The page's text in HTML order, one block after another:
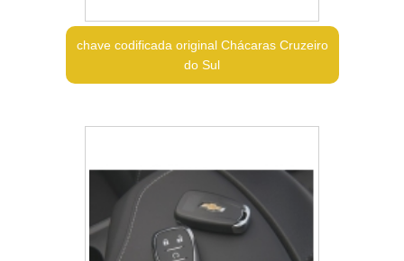
chave codificada original Chácaras Cruzeiro
do Sul